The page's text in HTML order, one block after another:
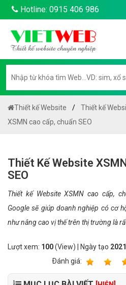
Hotline: 0915 406 986
Thiết kế Website Thiết kế
XSMN cao cấp, chuẩn SEO
Thiết Kế Website
SEO
Thiết kế Website XSMN cao cấp,
Google sẽ giúp doanh nghiệp có cơ
như nâng cao vị thế trên thị trường là
Lượt xem: 100(View) | Ngày tạo
Ðánh giá: